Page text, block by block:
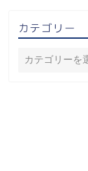
カテゴリー